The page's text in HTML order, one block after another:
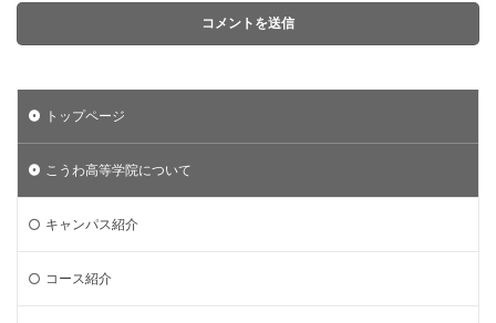
トップページ
こうわ高等学院について
キャンパス紹介
コース紹介